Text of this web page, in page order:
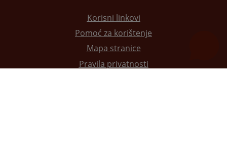
Korisni linkovi
Pomoć za korištenje
Mapa stranice
Pravila privatnosti